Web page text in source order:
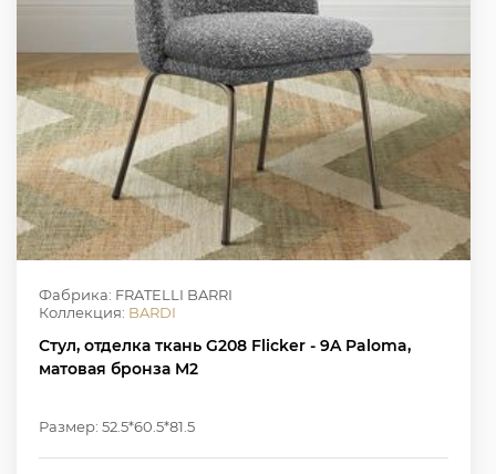
Фабрика: FRATELLI BARRI
Коллекция: BARDI
Стул, отделка ткань G208 Flicker - 9A Paloma,
матовая бронза M2
Размер: 52.5*60.5*81.5